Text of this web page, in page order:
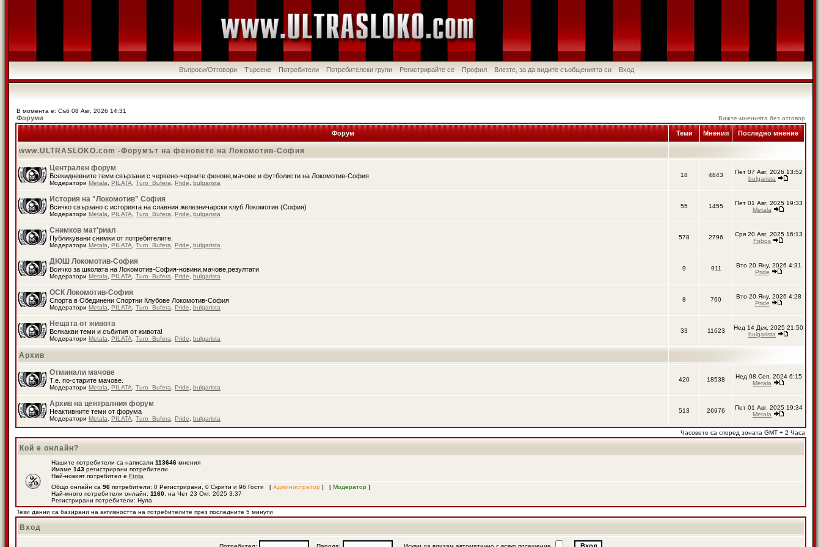
Въпроси/Отговори Търсене Потребители Потребителски групи Регистрирайте се Профил Влезте, за да видите съобщенията си Вход
В момента е: Съб 08 Авг, 2026 14:31
Форуми Вижте мненията без отговор
Форум Теми Мнения Последно мнение
www.ULTRASLOKO.com -Форумът на феновете на Локомотив-София
Централен форум
Всекидневните теми свързани с червено-черните фенове,мачове и футболисти на Локомотив-София
Модератори Metala PILATA Turo_Bufera Pride bulgarista
18 4843
Пет 07 Авг, 2026 13:52
bulgarista
История на "Локомотив" София
Всичко свързано с историята на славния железничарски клуб Локомотив (София)
Модератори Metala PILATA Turo_Bufera Pride bulgarista
55 1455
Пет 01 Авг, 2025 19:33
Metala
Снимков мат'риал
Публикувани снимки от потребителите.
Модератори Metala PILATA Turo_Bufera Pride bulgarista
578 2796
Сря 20 Авг, 2025 16:13
Fobos
ДЮШ Локомотив-София
Всичко за школата на Локомотив-София-новини,мачове,резултати
Модератори Metala PILATA Turo_Bufera Pride bulgarista
9 911
Вто 20 Яну, 2026 4:31
Pride
ОСК Локомотив-София
Спорта в Обединени Спортни Клубове Локомотив-София
Модератори Metala PILATA Turo_Bufera Pride bulgarista
8 760
Вто 20 Яну, 2026 4:28
Pride
Нещата от живота
Всякакви теми и събития от живота!
Модератори Metala PILATA Turo_Bufera Pride bulgarista
33 11623
Нед 14 Дек, 2025 21:50
bulgarista
Архив
Отминали мачове
Т.е. по-старите мачове.
Модератори Metala PILATA Turo_Bufera Pride bulgarista
420 18538
Нед 08 Сеп, 2024 6:15
Metala
Архив на централния форум
Неактивните теми от форума
Модератори Metala PILATA Turo_Bufera Pride bulgarista
513 26976
Пет 01 Авг, 2025 19:34
Metala
Часовете са според зоната GMT + 2 Часа
Кой е онлайн?
Нашите потребители са написали 113646 мнения
Имаме 143 регистрирани потребители
Най-новият потребител е Finta
Общо онлайн са 96 потребители: 0 Регистрирани, 0 Скрити и 96 Гости [ Администратор ] [ Модератор ]
Най-много потребители онлайн: 1160 , на Чет 23 Окт, 2025 3:37
Регистрирани потребители: Нула
Тези данни са базирани на активността на потребителите през последните 5 минути
Вход